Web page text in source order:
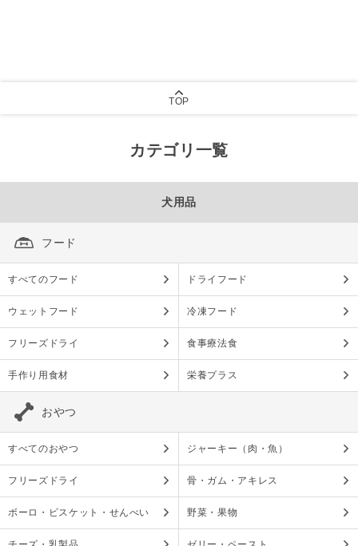
TOP
カテゴリ一覧
犬用品
フード
すべてのフード ドライフード
ウェットフード 冷凍フード
フリーズドライ 食事療法食
手作り用食材 栄養プラス
おやつ
すべてのおやつ ジャーキー（肉・魚）
フリーズドライ 骨・ガム・アキレス
ボーロ・ビスケット・せんべい 野菜・果物